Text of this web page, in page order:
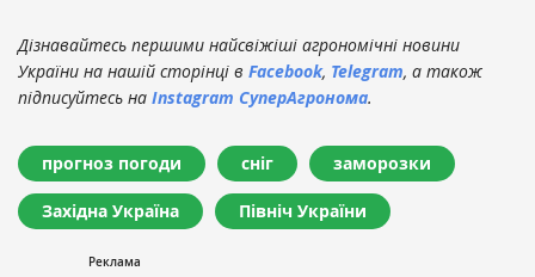
Дізнавайтесь першими найсвіжіші агрономічні новини
України на нашій сторінці в Facebook, Telegram, а також
підписуйтесь на Instagram СуперАгронома.
прогноз погоди сніг заморозки
Західна Україна Північ України